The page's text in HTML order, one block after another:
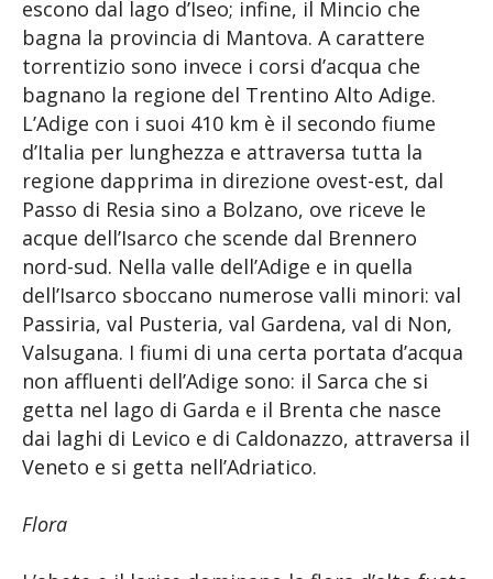
escono dal lago d’Iseo; infine, il Mincio che
bagna la provincia di Mantova. A carattere
torrentizio sono invece i corsi d’acqua che
bagnano la regione del Trentino Alto Adige.
L’Adige con i suoi 410 km è il secondo fiume
d’Italia per lunghezza e attraversa tutta la
regione dapprima in direzione ovest-est, dal
Passo di Resia sino a Bolzano, ove riceve le
acque dell’Isarco che scende dal Brennero
nord-sud. Nella valle dell’Adige e in quella
dell’Isarco sboccano numerose valli minori: val
Passiria, val Pusteria, val Gardena, val di Non,
Valsugana. I fiumi di una certa portata d’acqua
non affluenti dell’Adige sono: il Sarca che si
getta nel lago di Garda e il Brenta che nasce
dai laghi di Levico e di Caldonazzo, attraversa il
Veneto e si getta nell’Adriatico.
Flora